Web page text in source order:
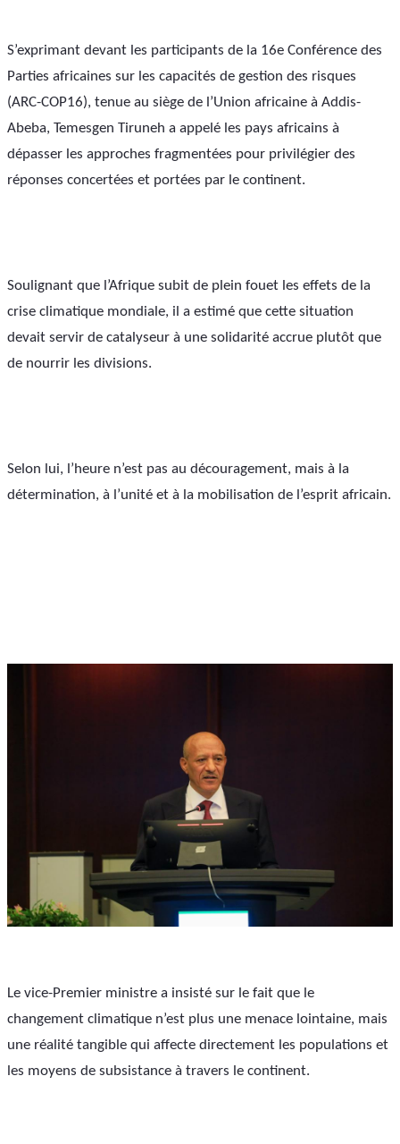
S’exprimant devant les participants de la 16e Conférence des
Parties africaines sur les capacités de gestion des risques
(ARC-COP16), tenue au siège de l’Union africaine à Addis-
Abeba, Temesgen Tiruneh a appelé les pays africains à
dépasser les approches fragmentées pour privilégier des
réponses concertées et portées par le continent.
Soulignant que l’Afrique subit de plein fouet les effets de la
crise climatique mondiale, il a estimé que cette situation
devait servir de catalyseur à une solidarité accrue plutôt que
de nourrir les divisions.
Selon lui, l’heure n’est pas au découragement, mais à la
détermination, à l’unité et à la mobilisation de l’esprit africain.
Le vice-Premier ministre a insisté sur le fait que le
changement climatique n’est plus une menace lointaine, mais
une réalité tangible qui affecte directement les populations et
les moyens de subsistance à travers le continent.